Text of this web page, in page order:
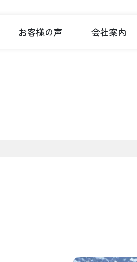
お客様の声 会社案内